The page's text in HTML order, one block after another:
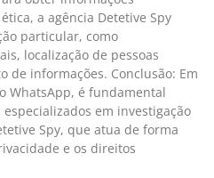
a agência Detetive Spy
particular, como
localização de pessoas
de informações. Conclusão: Em
WhatsApp, é fundamental
em investigação
Spy, que atua de forma
e os direitos